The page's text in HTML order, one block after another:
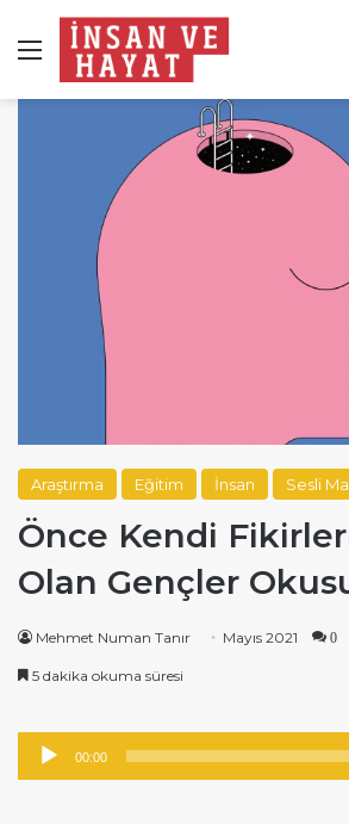
Menü
Araştırma Eğitim İnsan Sesli
Önce Kendi
Olan Gençler
Mehmet Numan Tanır Mayıs 2021 0
5 dakika okuma süresi
Ses
oynatıcı
00:00